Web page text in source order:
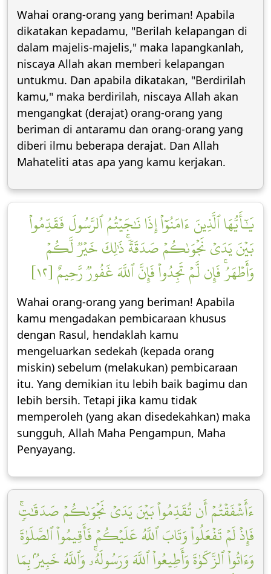
Wahai orang-orang yang beriman! Apabila
dikatakan kepadamu, "Berilah kelapangan di
dalam majelis-majelis," maka lapangkanlah,
niscaya Allah akan memberi kelapangan
untukmu. Dan apabila dikatakan, "Berdirilah
kamu," maka berdirilah, niscaya Allah akan
mengangkat (derajat) orang-orang yang
beriman di antaramu dan orang-orang yang
diberi ilmu beberapa derajat. Dan Allah
Mahateliti atas apa yang kamu kerjakan.
يَٰٓأَيُّهَا ٱلَّذِينَ ءَامَنُوٓاْ إِذَا نَٰجَيۡتُمُ ٱلرَّسُولَ فَقَدِّمُواْ
بَيۡنَ يَدَيۡ نَجۡوَىٰكُمۡ صَدَقَةٗۚ ذَٰلِكَ خَيۡرٞ لَّكُمۡ
وَأَطۡهَرُۚ فَإِن لَّمۡ تَجِدُواْ فَإِنَّ ٱللَّهَ غَفُورٞ رَّحِيمٌ [١٢]
Wahai orang-orang yang beriman! Apabila
kamu mengadakan pembicaraan khusus
dengan Rasul, hendaklah kamu
mengeluarkan sedekah (kepada orang
miskin) sebelum (melakukan) pembicaraan
itu. Yang demikian itu lebih baik bagimu dan
lebih bersih. Tetapi jika kamu tidak
memperoleh (yang akan disedekahkan) maka
sungguh, Allah Maha Pengampun, Maha
Penyayang.
ءَأَشۡفَقۡتُمۡ أَن تُقَدِّمُواْ بَيۡنَ يَدَيۡ نَجۡوَىٰكُمۡ صَدَقَٰتٖۚ
فَإِذۡ لَمۡ تَفۡعَلُواْ وَتَابَ ٱللَّهُ عَلَيۡكُمۡ فَأَقِيمُواْ ٱلصَّلَوٰةَ
وَءَاتُواْ ٱلزَّكَوٰةَ وَأَطِيعُواْ ٱللَّهَ وَرَسُولَهُۥۚ وَٱللَّهُ خَبِيرُۢ بِمَا